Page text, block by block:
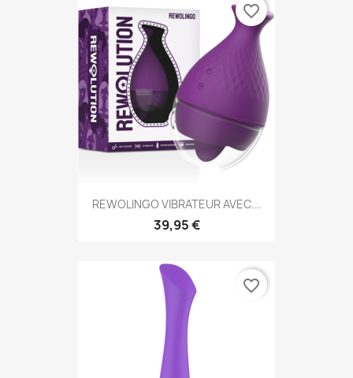
REWOLINGO VIBRATEUR AVEC...
39,95 €
favorite_border
favorite_border